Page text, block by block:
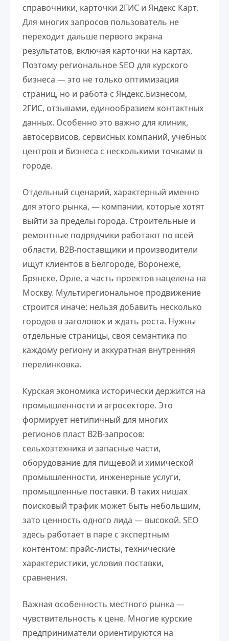
справочники, карточки 2ГИС и Яндекс Карт.
Для многих запросов пользователь не
переходит дальше первого экрана
результатов, включая карточки на картах.
Поэтому региональное SEO для курского
бизнеса — это не только оптимизация
страниц, но и работа с Яндекс.Бизнесом,
2ГИС, отзывами, единообразием контактных
данных. Особенно это важно для клиник,
автосервисов, сервисных компаний, учебных
центров и бизнеса с несколькими точками в
городе.
Отдельный сценарий, характерный именно
для этого рынка, — компании, которые хотят
выйти за пределы города. Строительные и
ремонтные подрядчики работают по всей
области, B2B-поставщики и производители
ищут клиентов в Белгороде, Воронеже,
Брянске, Орле, а часть проектов нацелена на
Москву. Мультирегиональное продвижение
строится иначе: нельзя добавить несколько
городов в заголовок и ждать роста. Нужны
отдельные страницы, своя семантика по
каждому региону и аккуратная внутренняя
перелинковка.
Курская экономика исторически держится на
промышленности и агросекторе. Это
формирует нетипичный для многих
регионов пласт B2B-запросов:
сельхозтехника и запасные части,
оборудование для пищевой и химической
промышленности, инженерные услуги,
промышленные поставки. В таких нишах
поисковый трафик может быть небольшим,
зато ценность одного лида — высокой. SEO
здесь работает в паре с экспертным
контентом: прайс-листы, технические
характеристики, условия поставки,
сравнения.
Важная особенность местного рынка —
чувствительность к цене. Многие курские
предприниматели ориентируются на